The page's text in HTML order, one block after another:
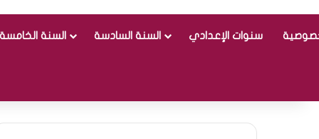
السنة الخامسة السنة السادسة سنوات الإعدادي